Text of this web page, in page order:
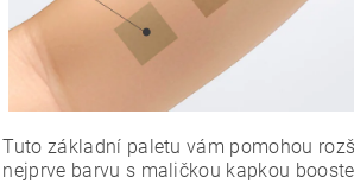
Tuto základní paletu vám pomohou
nejprve barvu s maličkou kapkou